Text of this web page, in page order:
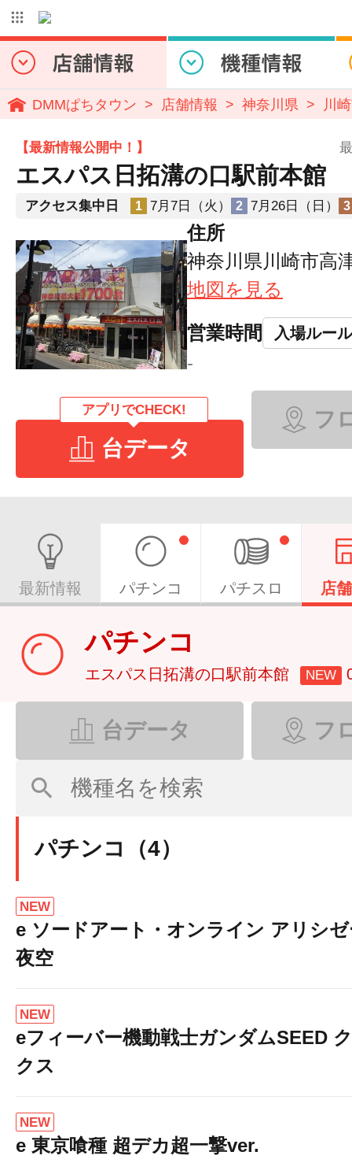
DMMぱちタウン 店舗情報 神奈川県 川
【最新情報公開中！】
エスパス日拓溝の口駅前本館
アクセス集中日 1 7月7日（火） 2 7月26日（日） 3
住所
神奈川県川崎市高
地図を見る
営業時間 入場ルール
-
アプリでCHECK!
台データ
フ
最新情報 パチンコ パチスロ 店
パチンコ
エスパス日拓溝の口駅前本館 NEW
台データ フ
パチンコ（4）
NEW
e ソードアート・オンライン アリシ
夜空
NEW
eフィーバー機動戦士ガンダムSEED
クス
NEW
e 東京喰種 超デカ超一撃ver.